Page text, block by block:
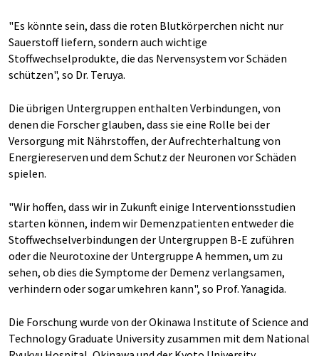
"Es könnte sein, dass die roten Blutkörperchen nicht nur
Sauerstoff liefern, sondern auch wichtige
Stoffwechselprodukte, die das Nervensystem vor Schäden
schützen", so Dr. Teruya.
Die übrigen Untergruppen enthalten Verbindungen, von
denen die Forscher glauben, dass sie eine Rolle bei der
Versorgung mit Nährstoffen, der Aufrechterhaltung von
Energiereserven und dem Schutz der Neuronen vor Schäden
spielen.
"Wir hoffen, dass wir in Zukunft einige Interventionsstudien
starten können, indem wir Demenzpatienten entweder die
Stoffwechselverbindungen der Untergruppen B-E zuführen
oder die Neurotoxine der Untergruppe A hemmen, um zu
sehen, ob dies die Symptome der Demenz verlangsamen,
verhindern oder sogar umkehren kann", so Prof. Yanagida.
Die Forschung wurde von der Okinawa Institute of Science and
Technology Graduate University zusammen mit dem National